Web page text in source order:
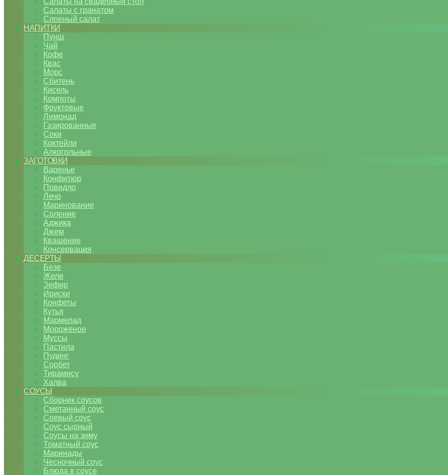
Салаты с гранатом
Слоеный салат
НАПИТКИ
Пунш
Чай
Кофе
Квас
Морс
Сбитень
Кисель
Компоты
Фруктовые
Лимонад
Газированные
Соки
Коктейли
Алкогольные
ЗАГОТОВКИ
Варенье
Конфитюр
Повидло
Лечо
Маринование
Соление
Аджика
Джем
Квашение
Консервация
ДЕСЕРТЫ
Безе
Желе
Зефир
Ириски
Конфеты
Кутья
Мармелад
Мороженое
Муссы
Пастила
Пудинг
Сорбет
Тирамису
Халва
СОУСЫ
Сборник соусов
Сметанный соус
Соевый соус
Соус сырный
Соусы на зиму
Томатный соус
Маринады
Чесночный соус
Блюда в соусе